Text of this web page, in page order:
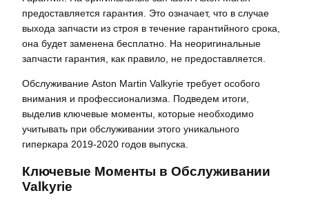
предоставляется гарантия. Это означает, что в случае
выхода запчасти из строя в течение гарантийного срока,
она будет заменена бесплатно. На неоригинальные
запчасти гарантия, как правило, не предоставляется.
Обслуживание Aston Martin Valkyrie требует особого
внимания и профессионализма. Подведем итоги,
выделив ключевые моменты, которые необходимо
учитывать при обслуживании этого уникального
гиперкара 2019-2020 годов выпуска.
Ключевые Моменты в Обслуживании
Valkyrie